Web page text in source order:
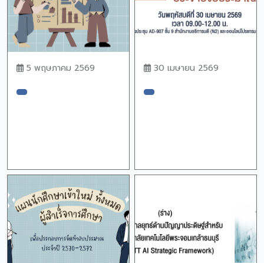
5 พฤษภาคม 2569 30 เมษายน 2569